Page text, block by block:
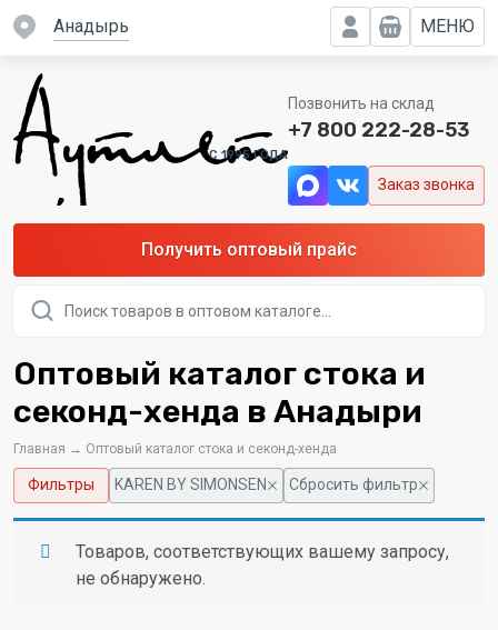
Анадырь МЕНЮ
C 1995 ГОДА
Позвонить на склад
+7 800 222-28-53
Заказ звонка
Получить оптовый прайс
товаров
Оптовый каталог стока и
секонд-хенда в Анадыри
Главная → Оптовый каталог стока и секонд-хенда
Фильтры KAREN BY SIMONSEN Сбросить фильтр
Товаров, соответствующих вашему запросу,
не обнаружено.